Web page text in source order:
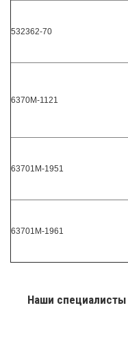
532362-70
6370М-1121
63701М-1951
63701М-1961
Наши специалисты